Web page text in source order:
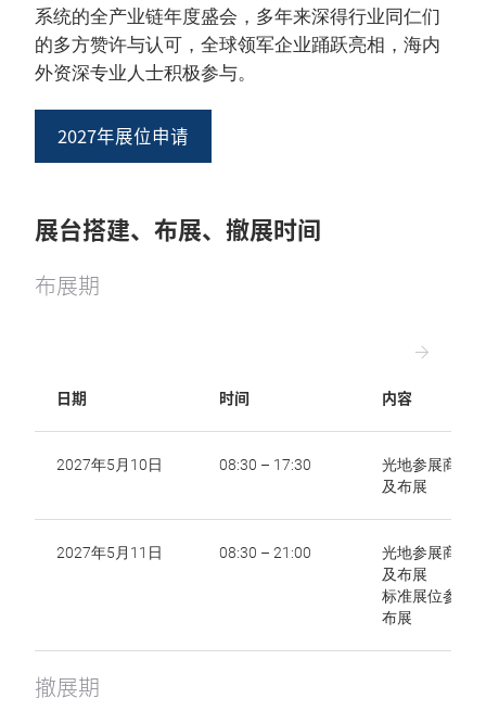
系统的全产业链年度盛会，多年来深得行业同仁们
的多方赞许与认可，全球领军企业踊跃亮相，海内
外资深专业人士积极参与。
2027年展位申请
展台搭建、布展、撤展时间
布展期
日期 时间 内容
2027年5月10日 08:30 – 17:30
光地参展商搭
及布展
2027年5月11日 08:30 – 21:00
光地参展商搭
及布展
标准展位参展
布展
撤展期